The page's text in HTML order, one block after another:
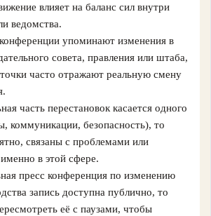
влияет на баланс сил внутри
ведомства.
упоминают изменения в
совета, правления или штаба,
часто отражают реальную смену
часть перестановок касается одного
коммуникации, безопасность), то
связаны с проблемами или
в этой сфере.
пресс конференция по изменению
запись доступна публично, то
её с паузами, чтобы